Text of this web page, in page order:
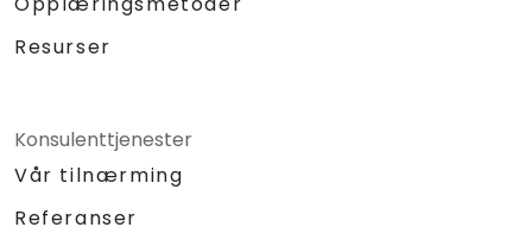
Resurser
Konsulenttjenester
Vår tilnærming
Referanser